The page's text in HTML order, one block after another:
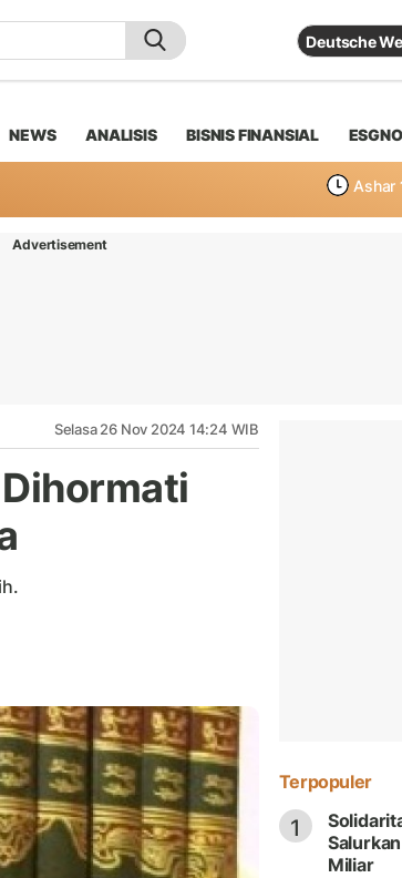
Deutsche
NEWS ANALISIS BISNIS FINANSIAL
Ashar
Advertisement
Selasa 26 Nov 2024 14:24 WIB
Terpopuler
1
Miliar